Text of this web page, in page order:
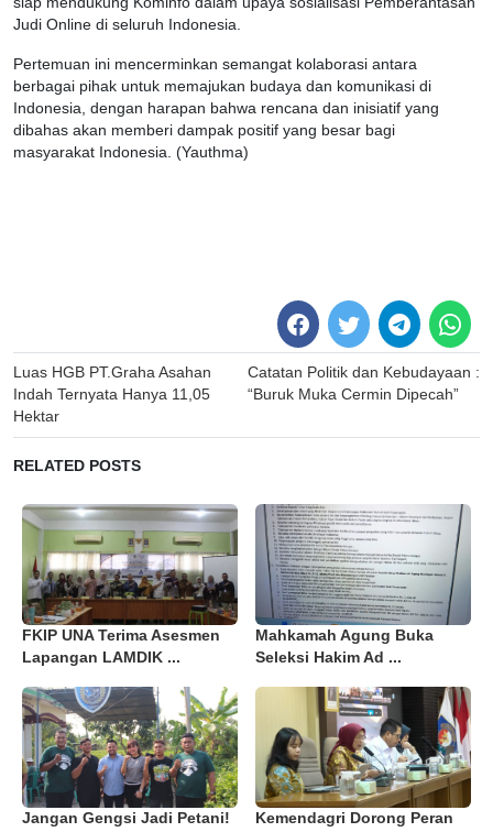
Judi Online di seluruh Indonesia.
Pertemuan ini mencerminkan semangat kolaborasi antara
berbagai pihak untuk memajukan budaya dan komunikasi di
Indonesia, dengan harapan bahwa rencana dan inisiatif yang
dibahas akan memberi dampak positif yang besar bagi
masyarakat Indonesia. (Yauthma)
Post
navigation
Luas HGB PT.Graha Asahan
Indah Ternyata Hanya 11,05
Hektar
Catatan Politik dan Kebudayaan :
“Buruk Muka Cermin Dipecah”
RELATED POSTS
FKIP UNA Terima Asesmen
Lapangan LAMDIK ...
Mahkamah Agung Buka
Seleksi Hakim Ad ...
Jangan Gengsi Jadi Petani! Kemendagri Dorong Peran